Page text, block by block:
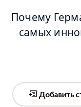
Почему
самых
Добавить